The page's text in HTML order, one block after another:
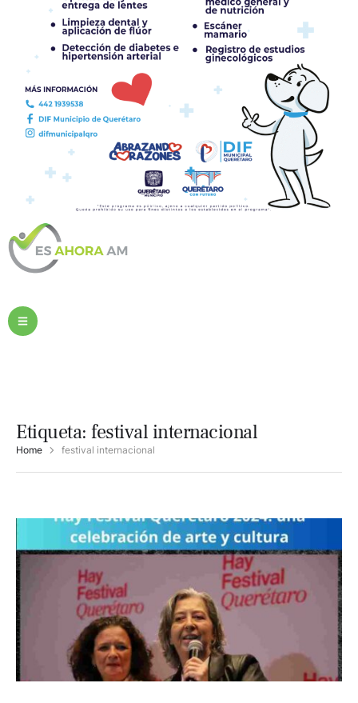
Etiqueta: festival internacional
Home festival internacional